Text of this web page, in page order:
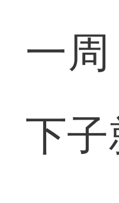
一
下子